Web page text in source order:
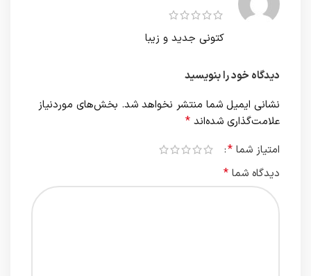
کتونی جدید و زیبا
دیدگاه خود را بنویسید
نشانی ایمیل شما منتشر نخواهد شد. بخش‌های موردنیاز
علامت‌گذاری شده‌اند *
امتیاز شما *
دیدگاه شما *